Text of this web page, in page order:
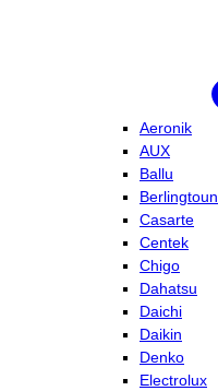
Aeronik
AUX
Ballu
Berlingtoun
Casarte
Centek
Chigo
Dahatsu
Daichi
Daikin
Denko
Electrolux